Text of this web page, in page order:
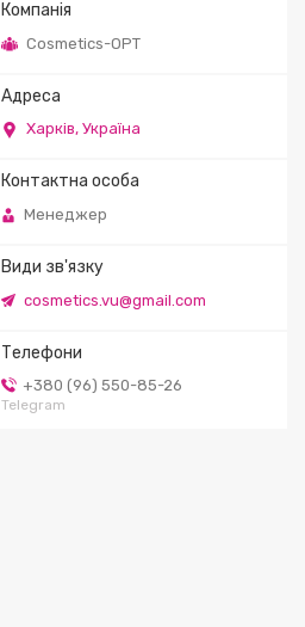
Cosmetics-OPT
Харків, Україна
Менеджер
cosmetics.vu@gmail.com
+380 (96) 550-85-26
Telegram